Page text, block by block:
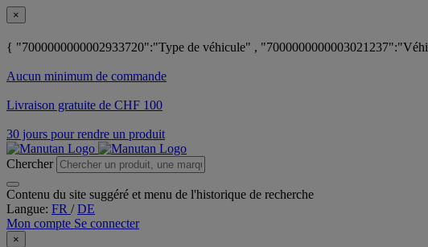
×
{ "7000000000002933720":"Type de véhicule" ,
Aucun minimum de commande
Livraison gratuite de CHF 100
30 jours pour rendre un produit
Chercher
Contenu du site suggéré et menu de l'historique de recherche
Langue: FR /DE
Mon compte Se connecter
×